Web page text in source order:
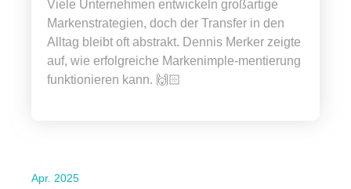
Viele Unternehmen entwickeln großartige
Markenstrategien, doch der Transfer in den
Alltag bleibt oft abstrakt. Dennis Merker zeigte
auf, wie erfolgreiche Markenimple-mentierung
funktionieren kann. 🙌🏻
Apr. 2025